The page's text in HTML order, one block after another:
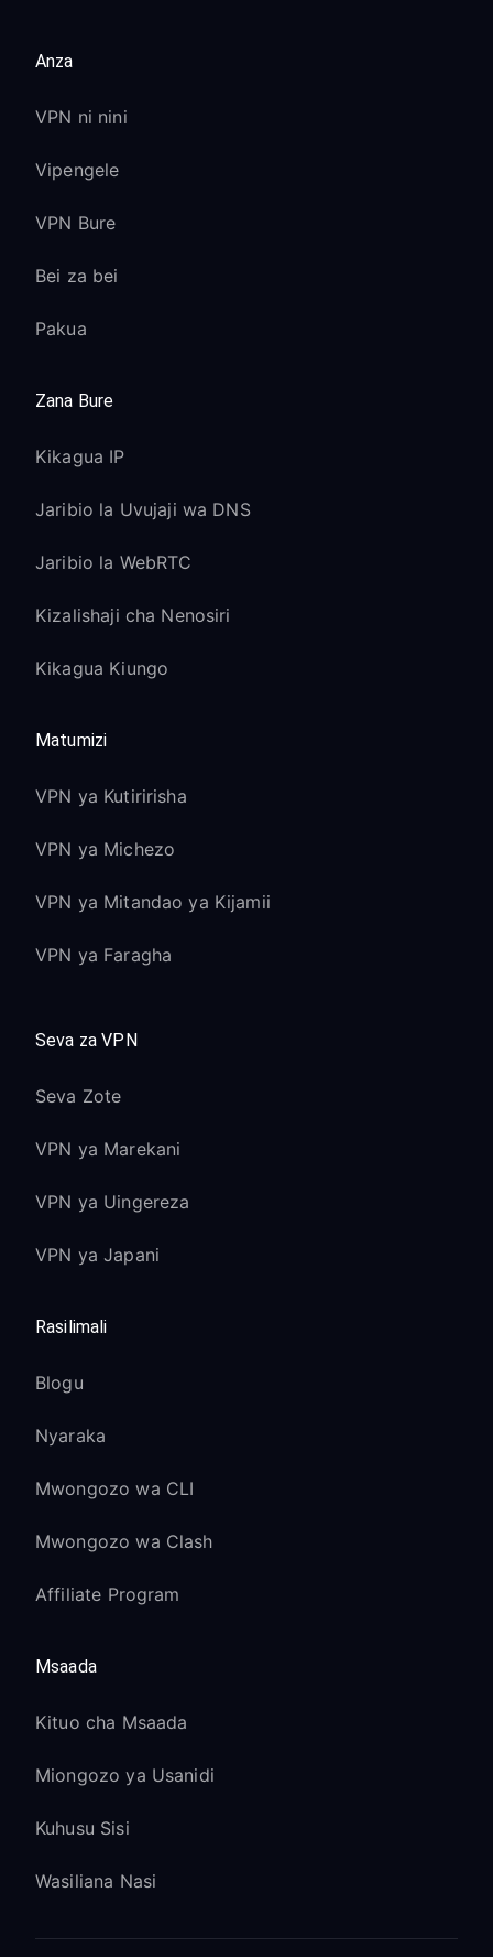
Anza
VPN ni nini
Vipengele
VPN Bure
Bei za bei
Pakua
Zana Bure
Kikagua IP
Jaribio la Uvujaji wa DNS
Jaribio la WebRTC
Kizalishaji cha Nenosiri
Kikagua Kiungo
Matumizi
VPN ya Kutiririsha
VPN ya Michezo
VPN ya Mitandao ya Kijamii
VPN ya Faragha
Seva za VPN
Seva Zote
VPN ya Marekani
VPN ya Uingereza
VPN ya Japani
Rasilimali
Blogu
Nyaraka
Mwongozo wa CLI
Mwongozo wa Clash
Affiliate Program
Msaada
Kituo cha Msaada
Miongozo ya Usanidi
Kuhusu Sisi
Wasiliana Nasi